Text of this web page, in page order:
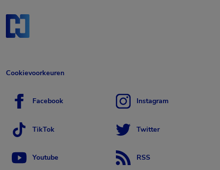
Cookievoorkeuren
Facebook Instagram
TikTok Twitter
Youtube RSS